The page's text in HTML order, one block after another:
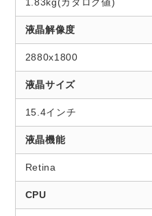
1.83kg(カタログ値)
液晶解像度
2880x1800
液晶サイズ
15.4インチ
液晶機能
Retina
CPU